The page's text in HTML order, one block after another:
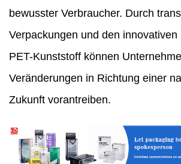
bewusster Verbraucher. Durch
Verpackungen und den innovativen
PET-Kunststoff können
Veränderungen in Richtung einer
Zukunft vorantreiben.